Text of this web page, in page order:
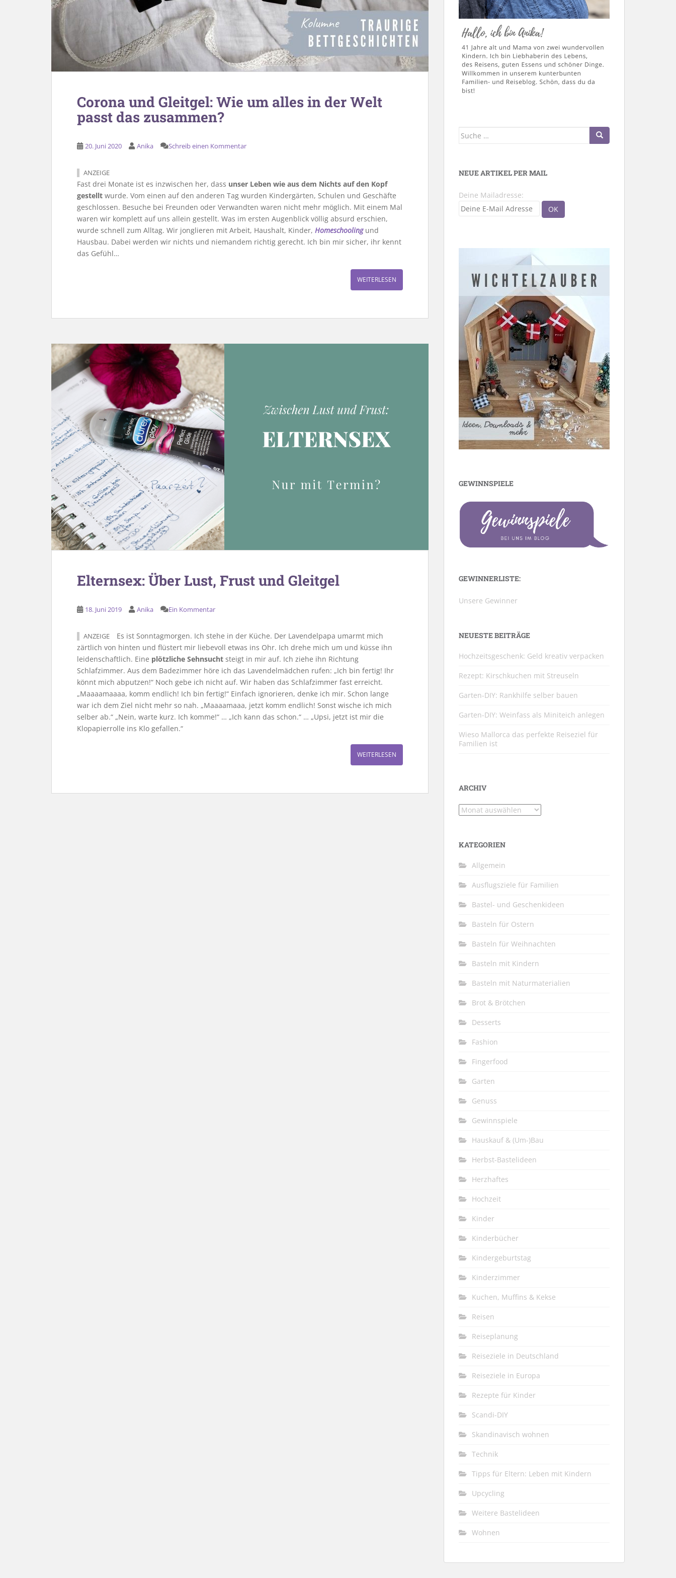
Corona und Gleitgel: Wie um alles in der Welt
passt das zusammen?
20. Juni 2020 Anika Schreib einen Kommentar
ANZEIGE
Fast drei Monate ist es inzwischen her, dass unser Leben wie aus dem Nichts auf den Kopf
gestellt wurde. Vom einen auf den anderen Tag wurden Kindergärten, Schulen und Geschäfte
geschlossen. Besuche bei Freunden oder Verwandten waren nicht mehr möglich. Mit einem Mal
waren wir komplett auf uns allein gestellt. Was im ersten Augenblick völlig absurd erschien,
wurde schnell zum Alltag. Wir jonglieren mit Arbeit, Haushalt, Kinder, Homeschoolingund
Hausbau. Dabei werden wir nichts und niemandem richtig gerecht. Ich bin mir sicher, ihr kennt
das Gefühl…
WEITERLESEN
Elternsex: Über Lust, Frust und Gleitgel
18. Juni 2019 Anika Ein Kommentar
ANZEIGE
Es ist Sonntagmorgen. Ich stehe in der Küche. Der Lavendelpapa umarmt mich
zärtlich von hinten und flüstert mir liebevoll etwas ins Ohr. Ich drehe mich um und küsse ihn
leidenschaftlich. Eine plötzliche Sehnsucht steigt in mir auf. Ich ziehe ihn Richtung
Schlafzimmer. Aus dem Badezimmer höre ich das Lavendelmädchen rufen: „Ich bin fertig! Ihr
könnt mich abputzen!“ Noch gebe ich nicht auf. Wir haben das Schlafzimmer fast erreicht.
„Maaaamaaaa, komm endlich! Ich bin fertig!“ Einfach ignorieren, denke ich mir. Schon lange
war ich dem Ziel nicht mehr so nah. „Maaaamaaa, jetzt komm endlich! Sonst wische ich mich
selber ab.“ „Nein, warte kurz. Ich komme!“ … „Ich kann das schon.“ … „Upsi, jetzt ist mir die
Klopapierrolle ins Klo gefallen.“
WEITERLESEN
Suche
NEUE ARTIKEL PER MAIL
Deine Mailadresse:
GEWINNSPIELE
GEWINNERLISTE:
Unsere Gewinner
NEUESTE BEITRÄGE
Hochzeitsgeschenk: Geld kreativ verpacken
Rezept: Kirschkuchen mit Streuseln
Garten-DIY: Rankhilfe selber bauen
Garten-DIY: Weinfass als Miniteich anlegen
Wieso Mallorca das perfekte Reiseziel für
Familien ist
ARCHIV
Archiv
KATEGORIEN
Allgemein
Ausflugsziele für Familien
Bastel- und Geschenkideen
Basteln für Ostern
Basteln für Weihnachten
Basteln mit Kindern
Basteln mit Naturmaterialien
Brot & Brötchen
Desserts
Fashion
Fingerfood
Garten
Genuss
Gewinnspiele
Hauskauf & (Um-)Bau
Herbst-Bastelideen
Herzhaftes
Hochzeit
Kinder
Kinderbücher
Kindergeburtstag
Kinderzimmer
Kuchen, Muffins & Kekse
Reisen
Reiseplanung
Reiseziele in Deutschland
Reiseziele in Europa
Rezepte für Kinder
Scandi-DIY
Skandinavisch wohnen
Technik
Tipps für Eltern: Leben mit Kindern
Upcycling
Weitere Bastelideen
Wohnen